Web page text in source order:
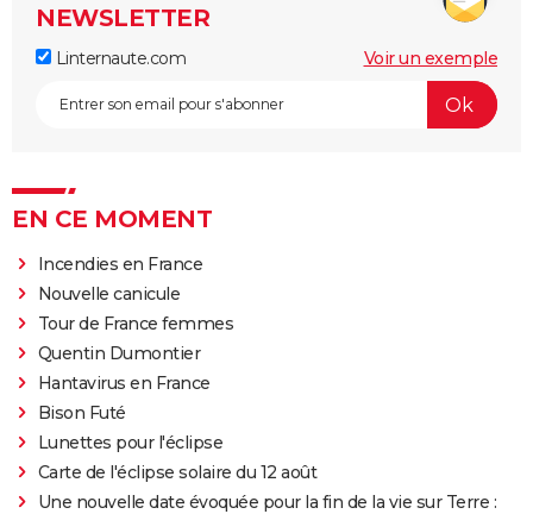
NEWSLETTER
Linternaute.com Voir un exemple
EN CE MOMENT
Incendies en France
Nouvelle canicule
Tour de France femmes
Quentin Dumontier
Hantavirus en France
Bison Futé
Lunettes pour l'éclipse
Carte de l'éclipse solaire du 12 août
Une nouvelle date évoquée pour la fin de la vie sur Terre :